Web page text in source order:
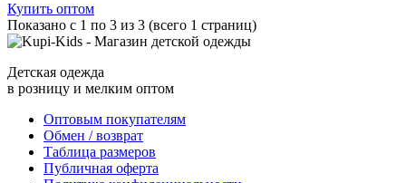
Купить оптом
Показано с 1 по 3 из 3 (всего 1 страниц)
Детская одежда
в розницу и мелким оптом
Оптовым покупателям
Обмен / возврат
Таблица размеров
Публичная оферта